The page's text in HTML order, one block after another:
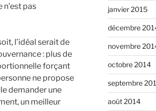
n’est pas
l’idéal serait de
: plus de
forçant
ne propose
demander une
un meilleur
janvier 2015
décembre
novembre
octobre 2014
septembre
août 2014